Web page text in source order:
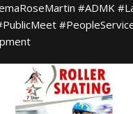
#ADMK